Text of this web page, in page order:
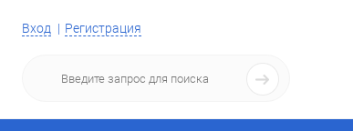
Вход Регистрация